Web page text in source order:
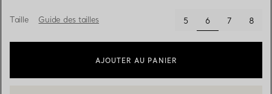
Taille Guide des tailles 5 6sélectionnés
7 8
AJOUTER AU PANIER